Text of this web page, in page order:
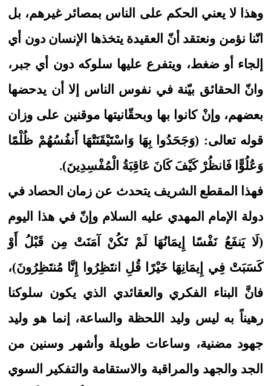
وهذا لا يعني الحكم على الناس بمصائر غيرهم، بل
انّنا نؤمن ونعتقد أنّ العقيدة يتخذها الإنسان دون أي
إلجاء أو ضغط، ويتفرع عليها سلوكه دون أي جبر،
وانّ الحقائق بيّنة في نفوس الناس إلا أن يدحضها
بعضهم، وإنْ كانوا بها وبحقّانيتها موقنين على وزان
قوله تعالى: (وَجَحَدُوا بِهَا وَاسْتَيْقَنَتْهَا أَنفُسُهُمْ ظُلْمًا
وَعُلُوًّا فَانظُرْ كَيْفَ كَانَ عَاقِبَةُ الْمُفْسِدِينَ).
فهذا المقطع الشريف يتحدث عن زمان الحصاد في
دولة الإمام المهدي عليه السلام وإنّ في هذا اليوم
(لَا يَنفَعُ نَفْسًا إِيمَانُهَا لَمْ تَكُنْ آمَنَتْ مِن قَبْلُ أَوْ
كَسَبَتْ فِي إِيمَانِهَا خَيْرًا قُلِ انتَظِرُوا إِنَّا مُنتَظِرُونَ)،
فانَّ البناء الفكري والعقائدي الذي يكون سلوكنا
رهيناً به ليس وليد اللحظة والساعة، إنما هو وليد
جهود مضنية، وساعات طويلة وأشهر وسنين من
الجد والجهد والمراقبة والاستقامة والتفكير السوي